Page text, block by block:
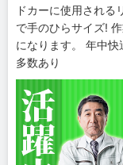
ドカーに使用され
で手のひらサイズ!
になります。 年中
多数あり